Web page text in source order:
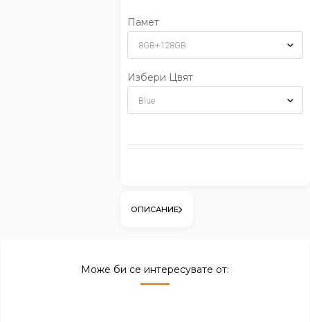
Памет
Избери Цвят
ОПИСАНИЕ
Може би се интересувате от: